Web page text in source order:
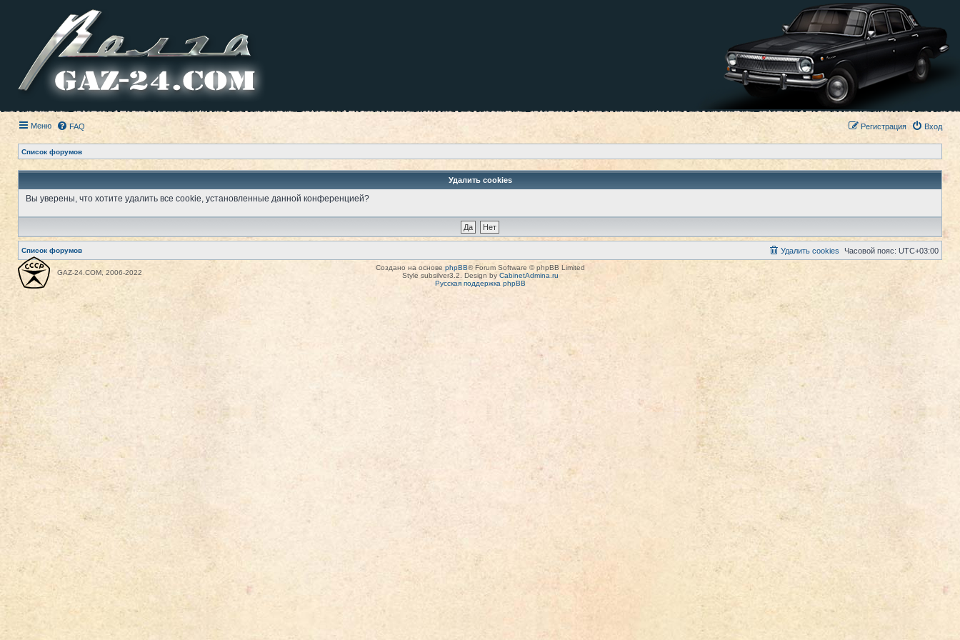
Меню FAQ Вход
Регистрация
Список форумов
Удалить cookies
Вы уверены, что хотите удалить все cookie, установленные данной конференцией?
Список форумов Часовой пояс: UTC+03:00
Удалить cookies
GAZ-24.COM, 2006-2022
Создано на основе phpBB® Forum Software © phpBB Limited
Style subsilver3.2. Design by CabinetAdmina.ru
Русская поддержка phpBB